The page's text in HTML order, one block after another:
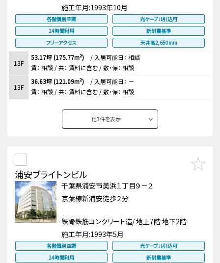
施工年月:1993年10月
各階個別空調
光ケーブル引込可
24時間利用
新耐震基準
フリーアクセス
天井高2,650mm
13F
53.17坪 (175.77m²) / 入居可能日： 相談
賃： 相談 / 共： 賃料に含む / 敷・保： 相談
13F
36.63坪 (121.09m²) / 入居可能日： －
賃： 相談 / 共： 賃料に含む / 敷・保： 相談
他3件を表示
浦安ブライトンビル
千葉県浦安市美浜１丁目９－２
京葉線新浦安徒歩２分
鉄骨鉄筋コンクリート造/ 地上7階 地下2階
施工年月:1993年5月
各階個別空調
光ケーブル引込可
24時間利用
新耐震基準